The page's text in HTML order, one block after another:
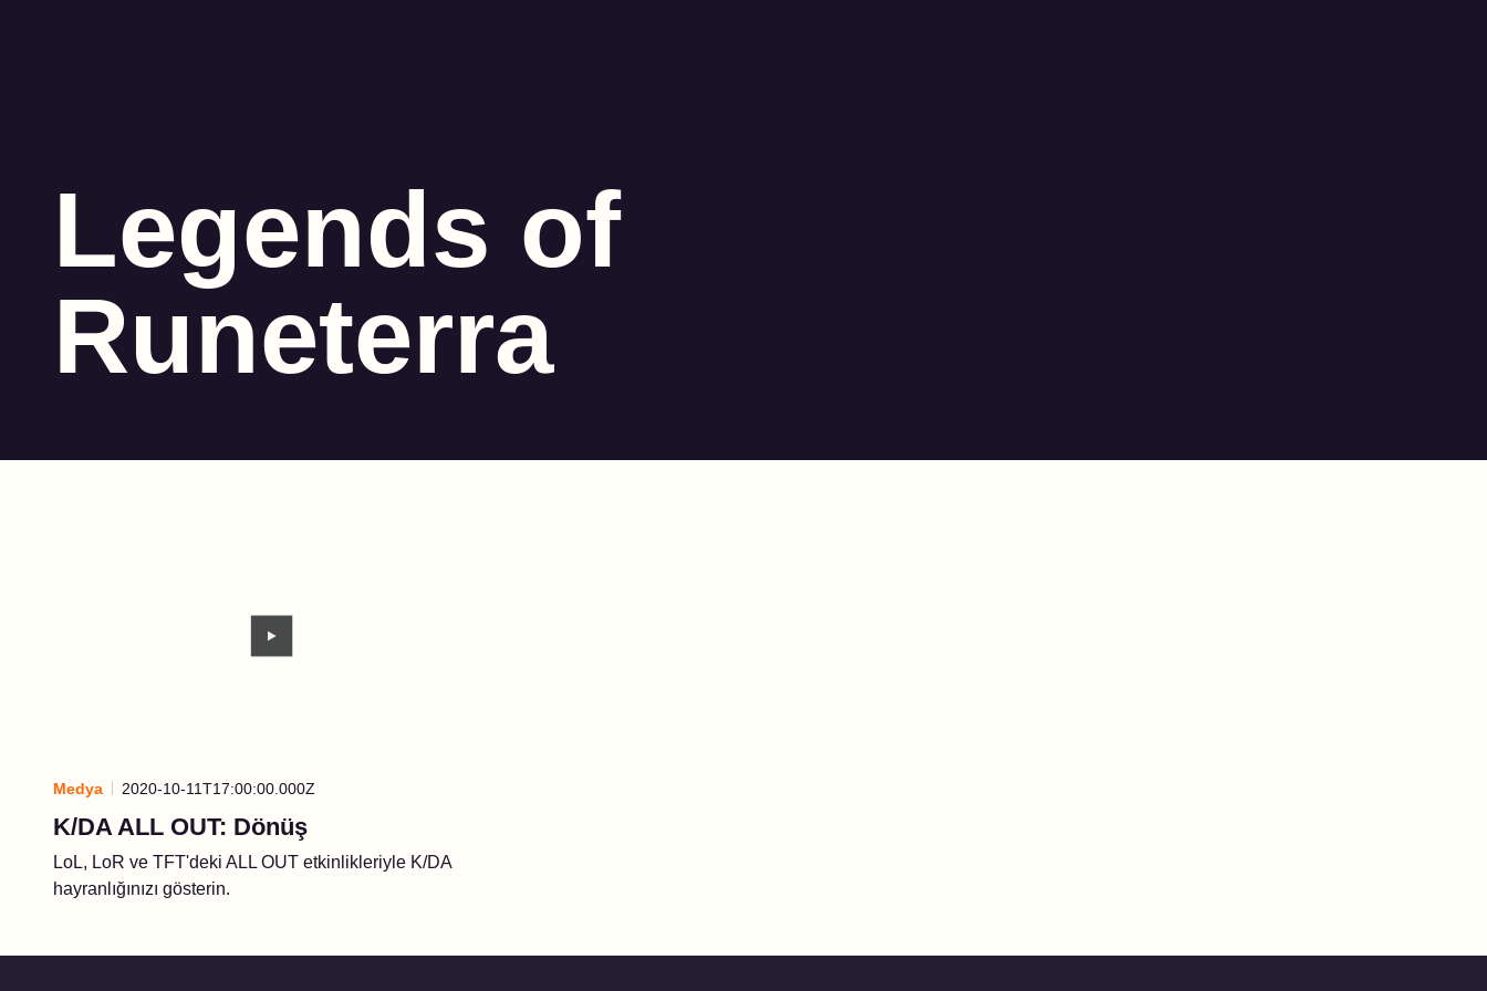
Legends of
Runeterra
Medya 2020-10-11T17:00:00.000Z
K/DA ALL OUT: Dönüş
LoL, LoR ve TFT'deki ALL OUT etkinlikleriyle K/DA
hayranlığınızı gösterin.